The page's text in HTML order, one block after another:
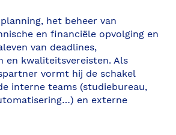
het beheer van
en financiële opvolging en
van deadlines,
en kwaliteitsvereisten. Als
vormt hij de schakel
interne teams (studiebureau,
en externe